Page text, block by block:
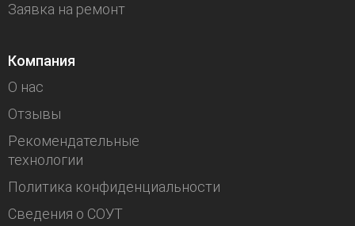
Заявка на ремонт
Компания
О нас
Отзывы
Рекомендательные
технологии
Политика конфиденциальности
Сведения о СОУТ